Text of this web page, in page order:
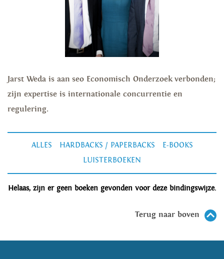
Jarst Weda is aan seo Economisch Onderzoek verbonden;
zijn expertise is internationale concurrentie en
regulering.
ALLES HARDBACKS / PAPERBACKS
E-BOOKS
LUISTERBOEKEN
Helaas, zijn er geen boeken gevonden voor deze bindingswijze.
Terug naar boven